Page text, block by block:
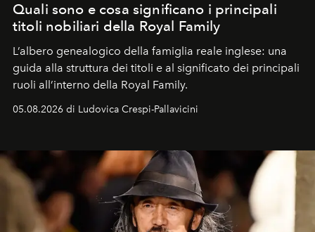
Quali sono e cosa significano i principali
titoli nobiliari della Royal Family
L’albero genealogico della famiglia reale inglese: una
guida alla struttura dei titoli e al significato dei principali
ruoli all’interno della Royal Family.
05.08.2026 di Ludovica Crespi-Pallavicini